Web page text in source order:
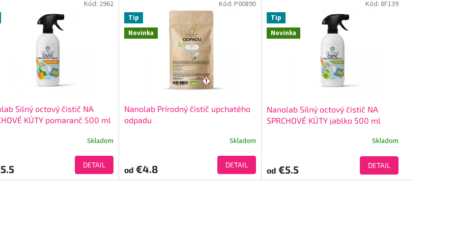
Silný octový čistič NA
KÚTY pomaranč 500 ml
Skladom
DETAIL
Kód: 2962
Novinka
Tip
Nanolab Prírodný čistič upchatého
odpadu
Skladom
od €4.8 DETAIL
Kód: P00890
Novinka
Tip
Nanolab Silný octový čistič NA
SPRCHOVÉ KÚTY jablko 500 ml
Skladom
od €5.5 DETAIL
Kód: 8F139